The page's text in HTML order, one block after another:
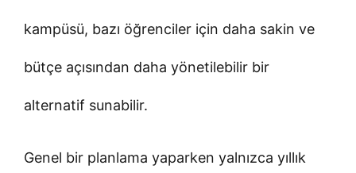
kampüsü, bazı öğrenciler için daha sakin ve
bütçe açısından daha yönetilebilir bir
alternatif sunabilir.
Genel bir planlama yaparken yalnızca yıllık